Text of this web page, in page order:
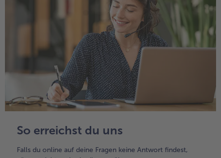
So erreichst du uns
Falls du online auf deine Fragen keine Antwort findest,